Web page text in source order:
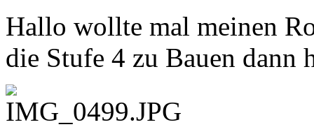
Hallo wollte mal meinen
die Stufe 4 zu Bauen dann